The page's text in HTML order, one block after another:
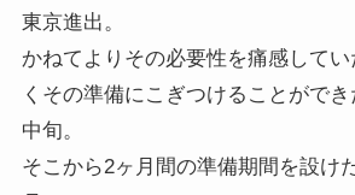
東京進出。
かねてよりその必要性を痛感して
くその準備にこぎつけることができ
中旬。
そこから2ヶ月間の準備期間を設け